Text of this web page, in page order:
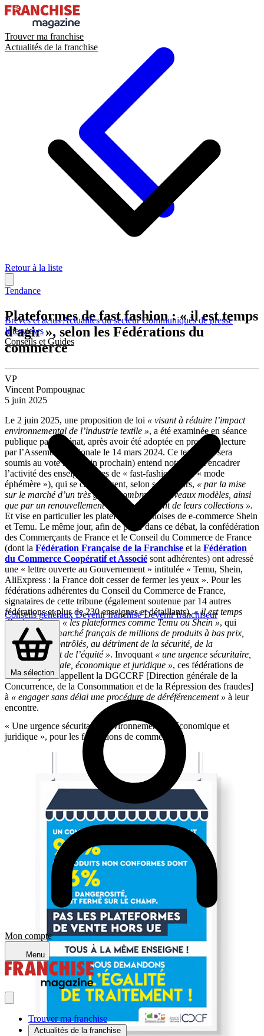
Trouver ma franchise
Actualités de la franchise
Brèves et actusActualités du secteurCommuniqués de presse
Interviews
Conseils et Guides
Conseils générauxDevenir franchiséDevenir franchiseur
Ma sélection
Mon compte
Menu
Trouver ma franchise
Actualités de la franchise
Retour à la liste
Tendance
Plateformes de fast fashion : « il est temps
d’agir », selon les Fédérations du
commerce
VP
Vincent Pompougnac
5 juin 2025
Le 2 juin 2025, une proposition de loi « visant à réduire l’impact
environnemental de l’industrie textile », a été examinée en séance
publique par le Sénat, après avoir été adoptée en première lecture
par l’Assemblée nationale le 14 mars 2024. Ce texte (qui sera
soumis au vote le 10 juin prochain) entend notamment encadrer
l’activité des enseignes dites de « fast‑fashion » (ou « mode
éphémère »), qui se caractérisent, selon ses auteurs, « par la mise
sur le marché d’un très grand nombre de nouveaux modèles, ainsi
que par un renouvellement quasi‑permanent de leurs collections ».
Et vise en particulier les plateformes chinoises de e-commerce Shein
et Temu. Le même jour, afin de peser dans ce débat, la confédération
des Commerçants de France et le Conseil du Commerce de France
(dont la Fédération Française de la Franchise et la Fédération
du Commerce Coopératif et Associé sont adhérentes) ont adressé
une « lettre ouverte au Gouvernement » intitulée « Temu, Shein,
AliExpress : la France doit cesser de fermer les yeux ». Pour les
fédérations adhérentes du Conseil du Commerce de France,
signataires de cette tribune (également soutenue par 14 autres
fédérations et plus de 230 enseignes et détaillants),« il est temps
d’agir »contre« les plateformes comme Temu ou Shein », qui
« inondent le marché français de millions de produits à bas prix,
souvent non contrôlés, au détriment de la sécurité, de la
transparence et de l’équité ». Invoquant « une urgence sécuritaire,
environnementale, économique et juridique », ces fédérations de
commerçantsappellent la DGCCRF [Direction générale de la
Concurrence, de la Consommation et de la Répression des fraudes]
à « engager sans délai une procédure de déréférencement » à leur
encontre.
« Une urgence sécuritaire, environnementale, économique et
juridique », pour les fédérations de commerçants